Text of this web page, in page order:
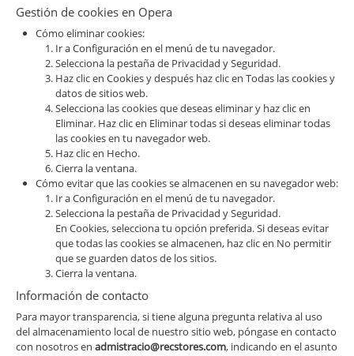
Gestión de cookies en Opera
Cómo eliminar cookies:
Ir a Configuración en el menú de tu navegador.
Selecciona la pestaña de Privacidad y Seguridad.
Haz clic en Cookies y después haz clic en Todas las cookies y
datos de sitios web.
Selecciona las cookies que deseas eliminar y haz clic en
Eliminar. Haz clic en Eliminar todas si deseas eliminar todas
las cookies en tu navegador web.
Haz clic en Hecho.
Cierra la ventana.
Cómo evitar que las cookies se almacenen en su navegador web:
Ir a Configuración en el menú de tu navegador.
Selecciona la pestaña de Privacidad y Seguridad.
En Cookies, selecciona tu opción preferida. Si deseas evitar
que todas las cookies se almacenen, haz clic en No permitir
que se guarden datos de los sitios.
Cierra la ventana.
Información de contacto
Para mayor transparencia, si tiene alguna pregunta relativa al uso
del almacenamiento local de nuestro sitio web, póngase en contacto
con nosotros en admistracio@recstores.com, indicando en el asunto